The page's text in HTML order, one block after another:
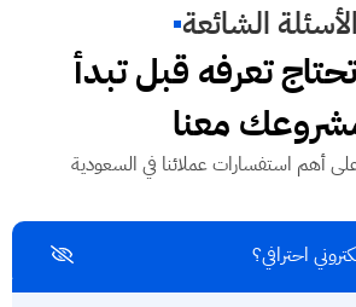
الأسئلة الشائعة
تعرفه قبل تبدأ
معنا
أهم استفسارات عملائنا في السعودية
احترافي؟